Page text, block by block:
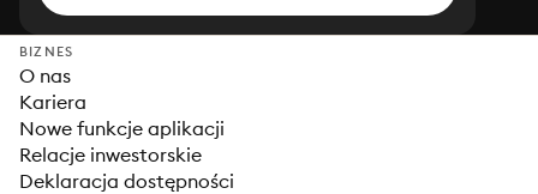
BIZNES
O nas
Kariera
Nowe funkcje aplikacji
Relacje inwestorskie
Deklaracja dostępności